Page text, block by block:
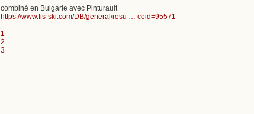
combiné en Bulgarie avec Pinturault
https://www.fis-ski.com/DB/general/resu … ceid=95571
1
2
3